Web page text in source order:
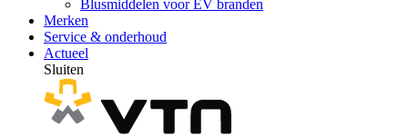
Blusmiddelen voor EV branden
Merken
Service & onderhoud
Actueel
Sluiten